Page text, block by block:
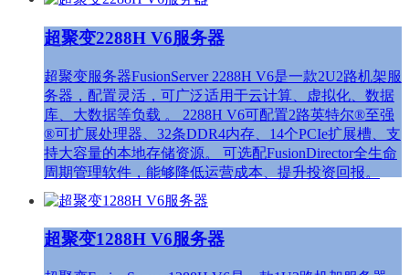
超聚变2288H V6服务器
超聚变服务器FusionServer 2288H V6是一款2U2路机架服
务器，配置灵活，可广泛适用于云计算、虚拟化、数据
库、大数据等负载 。 2288H V6可配置2路英特尔®至强
®可扩展处理器、32条DDR4内存、14个PCIe扩展槽、支
持大容量的本地存储资源。 可选配FusionDirector全生命
周期管理软件，能够降低运营成本、提升投资回报。
超聚变1288H V6服务器